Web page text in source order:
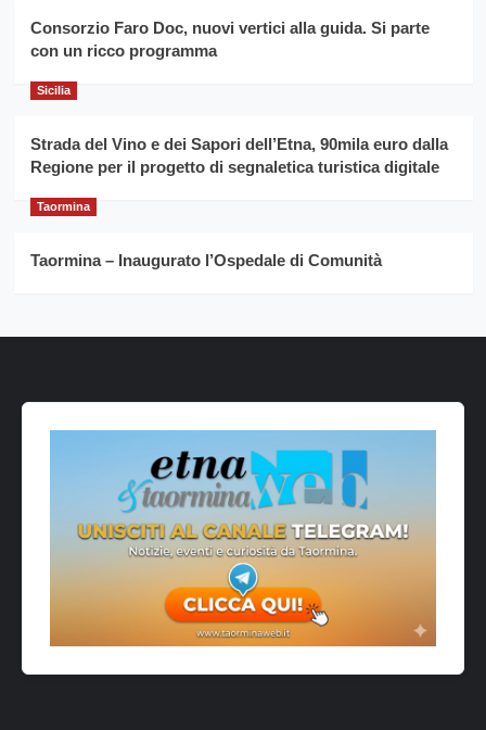
Consorzio Faro Doc, nuovi vertici alla guida. Si parte
con un ricco programma
Sicilia
Strada del Vino e dei Sapori dell’Etna, 90mila euro dalla
Regione per il progetto di segnaletica turistica digitale
Taormina
Taormina – Inaugurato l’Ospedale di Comunità